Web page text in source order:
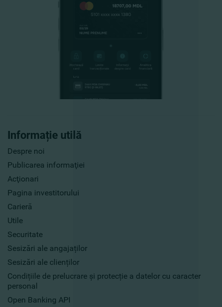
Informație utilă
Despre noi
Publicarea informaţiei
Acţionari
Pagina investitorului
Carieră
Utile
Securitate
Sesizări ale angajaților
Sesizări ale clienților
Condițiile de prelucrare și protecție a datelor cu caracter
personal
Open Banking API